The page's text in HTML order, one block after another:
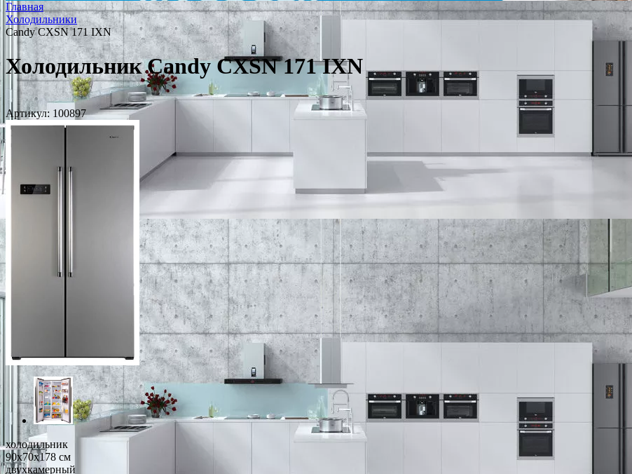
Главная
Холодильники
Candy CXSN 171 IXN
Холодильник Candy CXSN 171 IXN
Артикул: 100897
холодильник
90x70x178 см
двухкамерный